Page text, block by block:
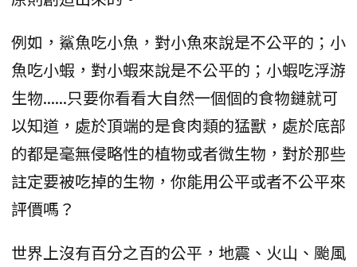
例如，鯊魚吃小魚，對小魚來說是不公平的；小
魚吃小蝦，對小蝦來說是不公平的；小蝦吃浮游
生物......只要你看看大自然一個個的食物鏈就可
以知道，處於頂端的是食肉類的猛獸，處於底部
的都是毫無侵略性的植物或者微生物，對於那些
註定要被吃掉的生物，你能用公平或者不公平來
評價嗎？
世界上沒有百分之百的公平，地震、火山、颱風